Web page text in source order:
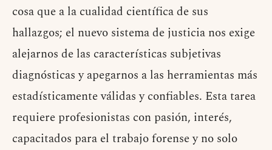
cosa que a la cualidad científica de sus
hallazgos; el nuevo sistema de justicia nos exige
alejarnos de las características subjetivas
diagnósticas y apegarnos a las herramientas más
estadísticamente válidas y confiables. Esta tarea
requiere profesionistas con pasión, interés,
capacitados para el trabajo forense y no solo